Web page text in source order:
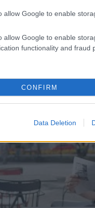
allow Google to enable
allow Google to enable
functionality and fraud
CONFIRM
Data Deletion
video